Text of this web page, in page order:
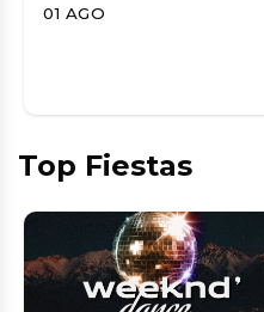
01 AGO
Top Fiestas